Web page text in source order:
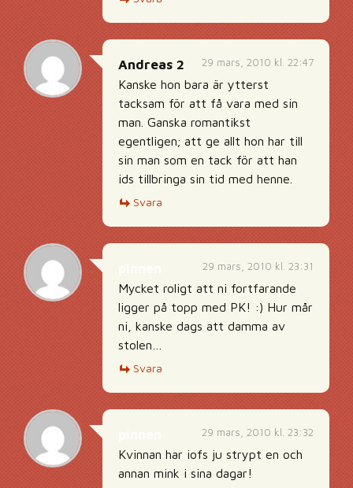
29 mars, 2010 kl. 22:47
Andreas 2
Kanske hon bara är ytterst
tacksam för att få vara med sin
man. Ganska romantikst
egentligen; att ge allt hon har till
sin man som en tack för att han
ids tillbringa sin tid med henne.
Svara
29 mars, 2010 kl. 23:31
Mycket roligt att ni fortfarande
ligger på topp med PK! :) Hur mår
ni, kanske dags att damma av
stolen…
Svara
29 mars, 2010 kl. 23:32
Kvinnan har iofs ju strypt en och
annan mink i sina dagar!